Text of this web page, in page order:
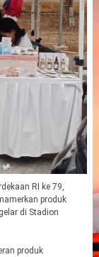
RI ke 79,
produk
di Stadion
produk